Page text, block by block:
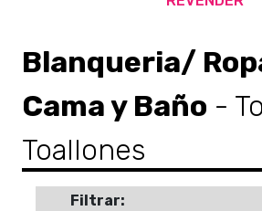
Blanqueria/
Cama y Baño -
Toallones
Filtrar: